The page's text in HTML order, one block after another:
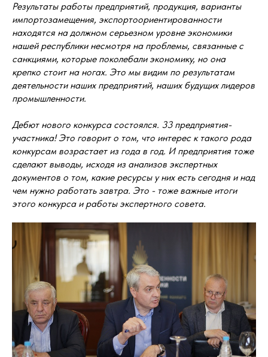
Результаты работы предприятий, продукция, варианты
импортозамещения, экспортоориентированности
находятся на должном серьезном уровне экономики
нашей республики несмотря на проблемы, связанные с
санкциями, которые поколебали экономику, но она
крепко стоит на ногах. Это мы видим по результатам
деятельности наших предприятий, наших будущих лидеров
промышленности.
Дебют нового конкурса состоялся. 33 предприятия-
участника! Это говорит о том, что интерес к такого рода
конкурсам возрастает из года в год. И предприятия тоже
сделают выводы, исходя из анализов экспертных
документов о том, какие ресурсы у них есть сегодня и над
чем нужно работать завтра. Это - тоже важные итоги
этого конкурса и работы экспертного совета.